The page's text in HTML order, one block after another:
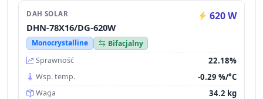
DAH SOLAR 620 W
DHN-78X16/DG-620W
Monocrystalline
Bifacjalny
Sprawność
22.18%
Wsp. temp. -0.29 %/°C
Waga 34.2 kg